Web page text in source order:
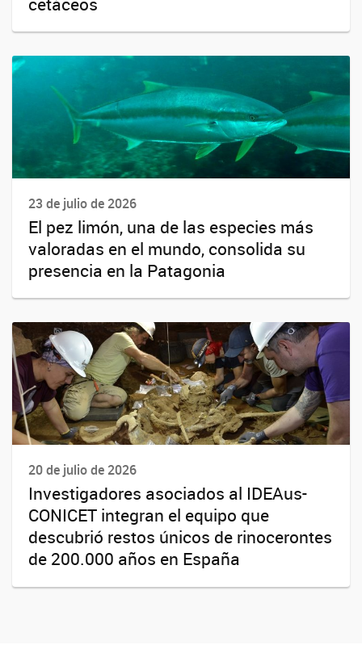
23 de julio de 2026
El pez limón, una de las especies más
valoradas en el mundo, consolida su
presencia en la Patagonia
20 de julio de 2026
Investigadores asociados al IDEAus-
CONICET integran el equipo que
descubrió restos únicos de rinocerontes
de 200.000 años en España